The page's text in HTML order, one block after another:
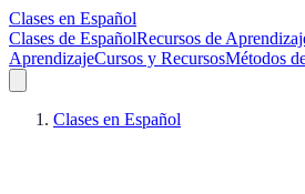
Clases en Español
Clases de EspañolRecursos de
AprendizajeCursos y RecursosMétodos
Clases en Español